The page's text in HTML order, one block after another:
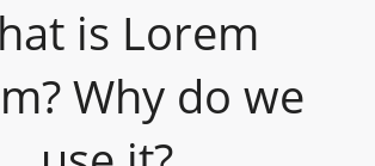
is Lorem
Why do we